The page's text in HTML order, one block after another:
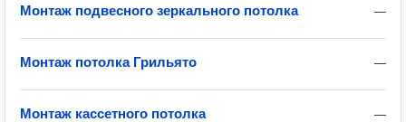
—
Монтаж подвесного зеркального потолка
—
Монтаж потолка Грильято
—
Монтаж кассетного потолка